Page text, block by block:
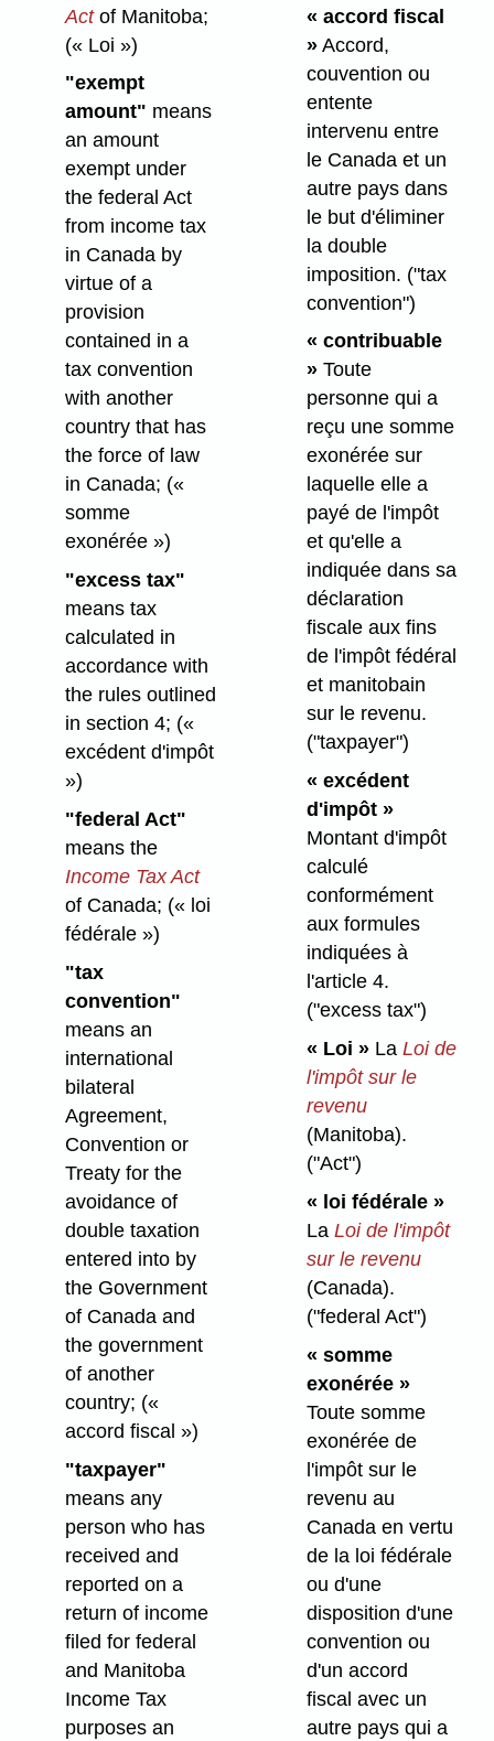
Actof Manitoba;
(« Loi »)
"exempt
amount" means
an amount
exempt under
the federal Act
from income tax
in Canada by
virtue of a
provision
contained in a
tax convention
with another
country that has
the force of law
in Canada; («
somme
exonérée »)
"excess tax"
means tax
calculated in
accordance with
the rules outlined
in section 4; («
excédent d'impôt
»)
"federal Act"
means the
Income Tax Act
of Canada; (« loi
fédérale »)
"tax
convention"
means an
international
bilateral
Agreement,
Convention or
Treaty for the
avoidance of
double taxation
entered into by
the Government
of Canada and
the government
of another
country; («
accord fiscal »)
"taxpayer"
means any
person who has
received and
reported on a
return of income
filed for federal
and Manitoba
Income Tax
purposes an
« accord fiscal
»Accord,
couvention ou
entente
intervenu entre
le Canada et un
autre pays dans
le but d'éliminer
la double
imposition. ("tax
convention")
« contribuable
»Toute
personne qui a
reçu une somme
exonérée sur
laquelle elle a
payé de l'impôt
et qu'elle a
indiquée dans sa
déclaration
fiscale aux fins
de l'impôt fédéral
et manitobain
sur le revenu.
("taxpayer")
« excédent
d'impôt »
Montant d'impôt
calculé
conformément
aux formules
indiquées à
l'article 4.
("excess tax")
« Loi »La Loi de
l'impôt sur le
revenu
(Manitoba).
("Act")
« loi fédérale »
La Loi de l'impôt
sur le revenu
(Canada).
("federal Act")
« somme
exonérée »
Toute somme
exonérée de
l'impôt sur le
revenu au
Canada en vertu
de la loi fédérale
ou d'une
disposition d'une
convention ou
d'un accord
fiscal avec un
autre pays qui a